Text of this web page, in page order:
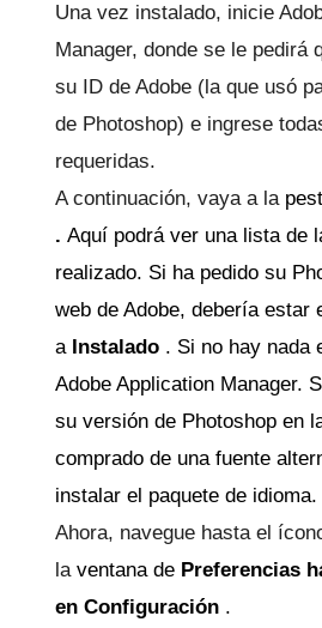
Una vez instalado, inicie
Manager, donde se le pedirá
su ID de Adobe (la que usó
de Photoshop) e ingrese
requeridas.
A continuación, vaya a la
. Aquí podrá ver una lista de
realizado. Si ha pedido su
web de Adobe, debería estar
a Instalado . Si no hay nada
Adobe Application Manager.
su versión de Photoshop en
comprado de una fuente
instalar el paquete de idioma.
Ahora, navegue hasta el
la ventana de Preferencias
en Configuración .